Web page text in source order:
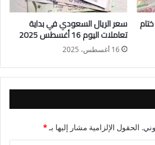
وحتى 15 عاماً.
سعر الريال السعودي في بداية
تعاملات اليوم 16 أغسطس 2025
16 أغسطس، 2025
الحقول الإلزامية مشار إليها بـ*